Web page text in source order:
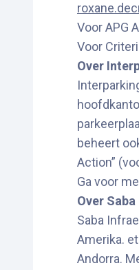
Voor APG
Voor
Over
beheert
Action”
Ga voor
Over
Saba
Amerika.
Andorra.